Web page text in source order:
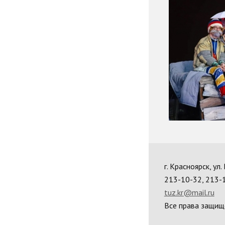
г. Красноярск,
213-10-32, 213-
tuz.kr@mail.ru
Все права